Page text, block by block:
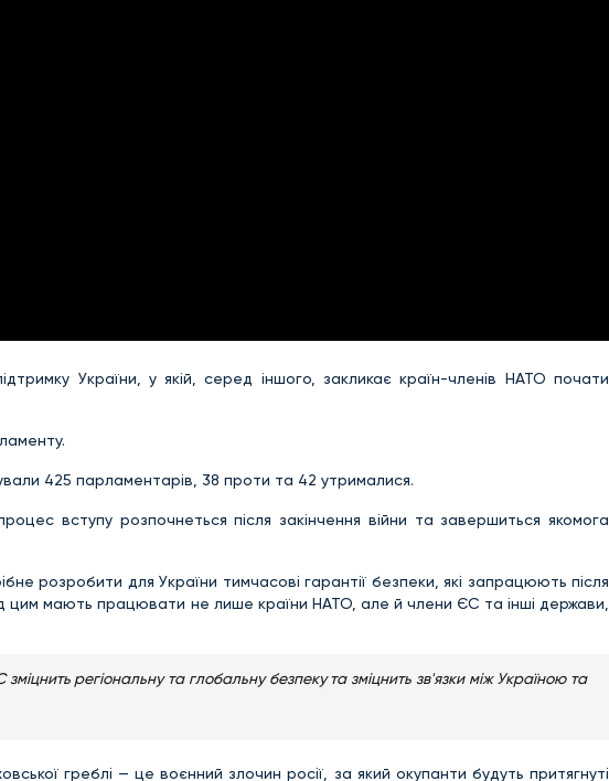
України, у якій, серед іншого, закликає країн-членів НАТО почати
425 парламентарів, 38 проти та 42 утрималися.
вступу розпочнеться після закінчення війни та завершиться якомога
розробити для України тимчасові гарантії безпеки, які запрацюють після
цим мають працювати не лише країни НАТО, але й члени ЄС та інші держави,
регіональну та глобальну безпеку та зміцнить зв'язки між Україною та
греблі — це воєнний злочин росії, за який окупанти будуть притягнуті